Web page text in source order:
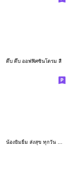
ดึ๊บ ดึ๊บ ออฟฟิศซินโดรม สี่